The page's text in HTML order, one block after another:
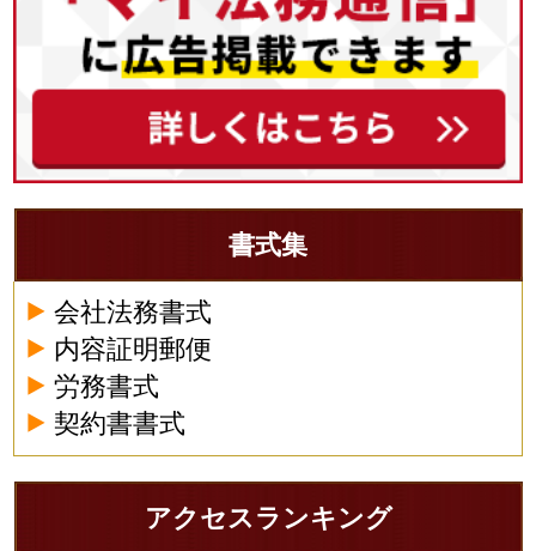
書式集
会社法務書式
内容証明郵便
労務書式
契約書書式
アクセスランキング